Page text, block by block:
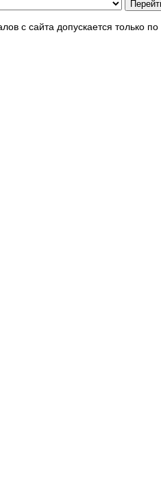
с сайта допускается только